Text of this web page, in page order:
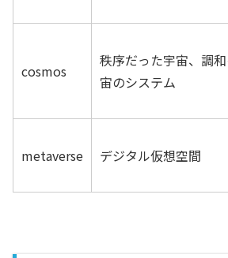
cosmos
秩序だった宇宙、調
宙のシステム
metaverse デジタル仮想空間